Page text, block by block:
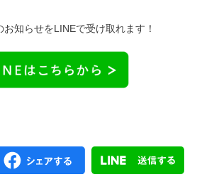
お知らせをLINEで受け取れます！